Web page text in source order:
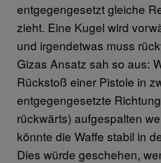
entgegengesetzt gleiche
zieht. Eine Kugel wird
und irgendetwas muss
Gizas Ansatz sah so aus:
Rückstoß einer Pistole in
entgegengesetzte
rückwärts) aufgespalten
könnte die Waffe stabil in
Dies würde geschehen,